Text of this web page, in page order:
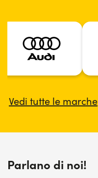
Vedi tutte le marche
Parlano di noi!